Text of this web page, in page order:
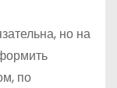
но на
по